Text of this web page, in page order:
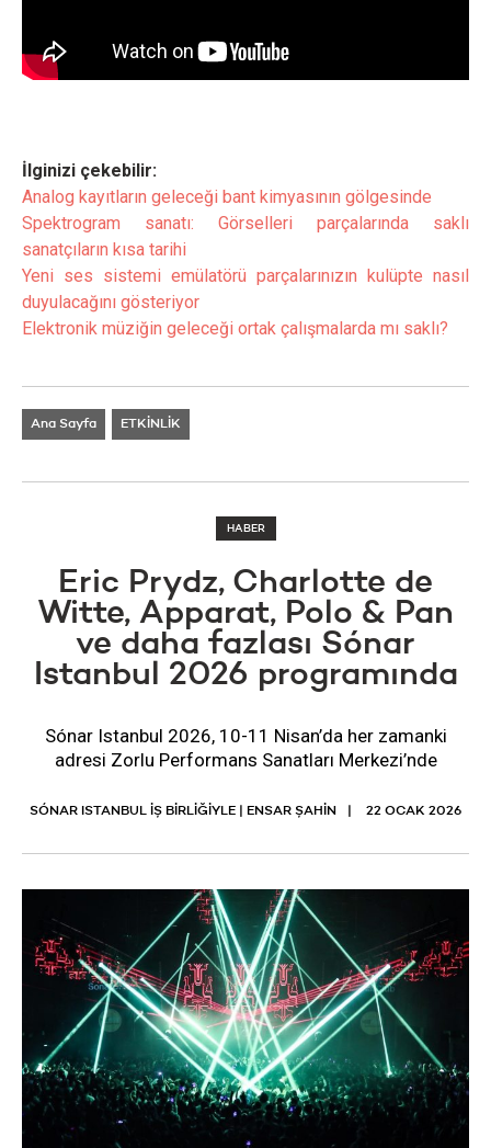
İlginizi çekebilir:
Analog kayıtların geleceği bant kimyasının gölgesinde
Spektrogram sanatı: Görselleri parçalarında saklı
sanatçıların kısa tarihi
Yeni ses sistemi emülatörü parçalarınızın kulüpte nasıl
duyulacağını gösteriyor
Elektronik müziğin geleceği ortak çalışmalarda mı saklı?
Ana Sayfa ETKİNLİK
HABER
Eric Prydz, Charlotte de
Witte, Apparat, Polo & Pan
ve daha fazlası Sónar
Istanbul 2026 programında
Sónar Istanbul 2026, 10-11 Nisan’da her zamanki
adresi Zorlu Performans Sanatları Merkezi’nde
SÓNAR ISTANBUL İŞ BİRLİĞİYLE | ENSAR ŞAHİN 22 OCAK 2026